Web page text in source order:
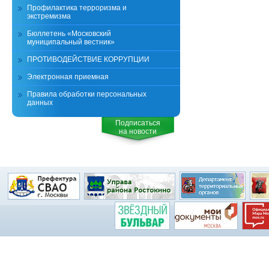
Профилактика терроризма и
экстремизма
Бюллетень «Московский
муниципальный вестник»
ПРОТИВОДЕЙСТВИЕ КОРРУПЦИИ
Электронная приемная
Правила обработки персональных
данных
Подписаться
на новости